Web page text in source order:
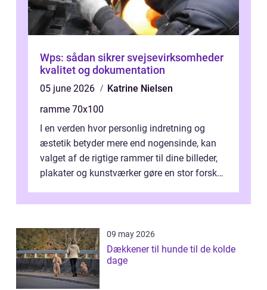
Wps: sådan sikrer svejsevirksomheder
kvalitet og dokumentation
05 june 2026
Katrine Nielsen
ramme 70x100
I en verden hvor personlig indretning og
æstetik betyder mere end nogensinde, kan
valget af de rigtige rammer til dine billeder,
plakater og kunstværker gøre en stor forskel.
09 may 2026
Dækkener til hunde til de kolde
dage